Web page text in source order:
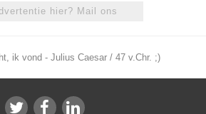
hier? Mail ons
ik vond - Julius Caesar / 47 v.Chr. ;)